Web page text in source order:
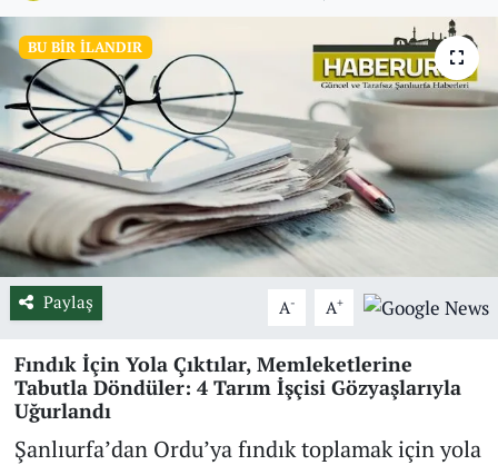
BU BIR İLANDIR
Paylaş A- A+
Fındık İçin Yola Çıktılar, Memleketlerine
Tabutla Döndüler: 4 Tarım İşçisi Gözyaşlarıyla
Uğurlandı
Şanlıurfa’dan Ordu’ya fındık toplamak için yola